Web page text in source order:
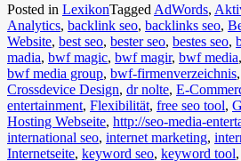
Posted in LexikonTagged AdWords,
Analytics, backlink seo, backlinks seo,
Website, best seo, bester seo, bestes seo,
madia, bwf magic, bwf magir, bwf media,
bwf media group, bwf-firmenverzeichnis,
Crossdevice Design, dr nolte, E-
entertainment, Flexibilität, free seo tool,
Hosting Webseite, http://seo-media-
international seo, internet marketing,
Internetseite, keyword seo, keyword tool,